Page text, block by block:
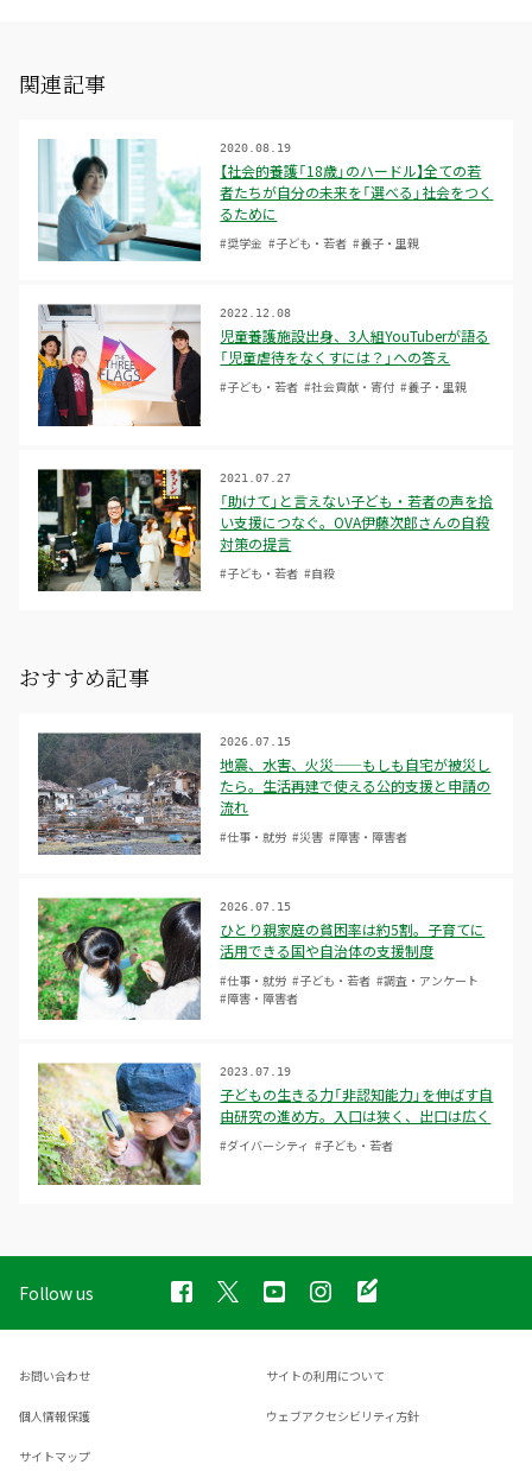
関連記事
【社会的養護「18歳」のハードル】全ての若
者たちが自分の未来を「選べる」社会をつく
るために
2020.08.19
#奨学金 #子ども・若者 #養子・里親
児童養護施設出身、3人組YouTuberが語る
「児童虐待をなくすには？」への答え
2022.12.08
#子ども・若者 #社会貢献・寄付 #養子・里親
「助けて」と言えない子ども・若者の声を拾
い支援につなぐ。OVA伊藤次郎さんの自殺
対策の提言
2021.07.27
#子ども・若者 #自殺
おすすめ記事
地震、水害、火災——もしも自宅が被災し
たら。生活再建で使える公的支援と申請の
流れ
2026.07.15
#仕事・就労 #災害 #障害・障害者
ひとり親家庭の貧困率は約5割。子育てに
活用できる国や自治体の支援制度
2026.07.15
#仕事・就労 #子ども・若者 #調査・アンケート
#障害・障害者
子どもの生きる力「非認知能力」を伸ばす自
由研究の進め方。入口は狭く、出口は広く
2023.07.19
#ダイバーシティ #子ども・若者
Follow us
お問い合わせ サイトの利用について
個人情報保護 ウェブアクセシビリティ方針
サイトマップ